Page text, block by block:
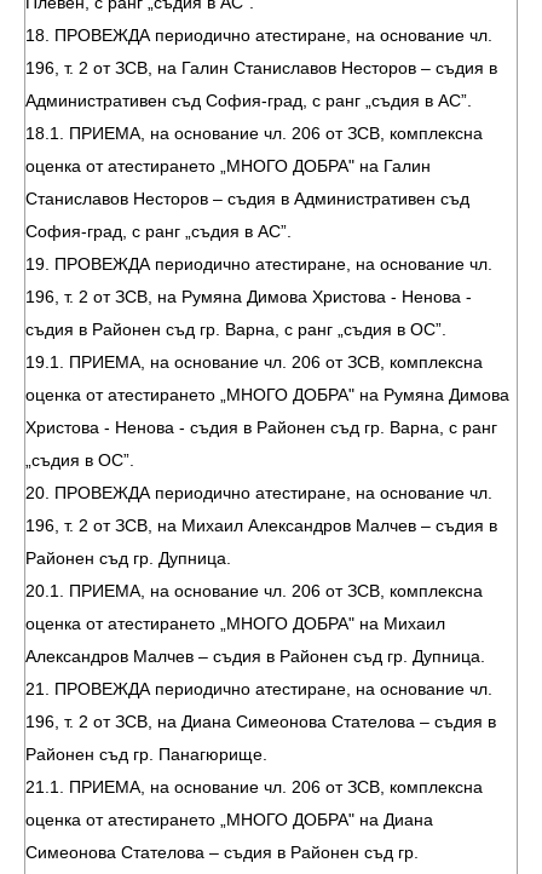
18. ПРОВЕЖДА периодично атестиране, на основание чл.
196, т. 2 от ЗСВ, на Галин Станиславов Несторов – съдия в
Административен съд София-град, с ранг „съдия в АС”.
18.1. ПРИЕМА, на основание чл. 206 от ЗСВ, комплексна
оценка от атестирането „МНОГО ДОБРА" на Галин
Станиславов Несторов – съдия в Административен съд
София-град, с ранг „съдия в АС”.
19. ПРОВЕЖДА периодично атестиране, на основание чл.
196, т. 2 от ЗСВ, на Румяна Димова Христова - Ненова -
съдия в Районен съд гр. Варна, с ранг „съдия в ОС”.
19.1. ПРИЕМА, на основание чл. 206 от ЗСВ, комплексна
оценка от атестирането „МНОГО ДОБРА" на Румяна Димова
Христова - Ненова - съдия в Районен съд гр. Варна, с ранг
„съдия в ОС”.
20. ПРОВЕЖДА периодично атестиране, на основание чл.
196, т. 2 от ЗСВ, на Михаил Александров Малчев – съдия в
Районен съд гр. Дупница.
20.1. ПРИЕМА, на основание чл. 206 от ЗСВ, комплексна
оценка от атестирането „МНОГО ДОБРА" на Михаил
Александров Малчев – съдия в Районен съд гр. Дупница.
21. ПРОВЕЖДА периодично атестиране, на основание чл.
196, т. 2 от ЗСВ, на Диана Симеонова Стателова – съдия в
Районен съд гр. Панагюрище.
21.1. ПРИЕМА, на основание чл. 206 от ЗСВ, комплексна
оценка от атестирането „МНОГО ДОБРА" на Диана
Симеонова Стателова – съдия в Районен съд гр.